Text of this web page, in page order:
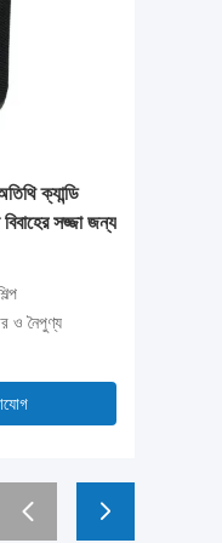
ক্যান্ডি
বিবাহের সজ্জা জন্য
ও নৈপুণ্য